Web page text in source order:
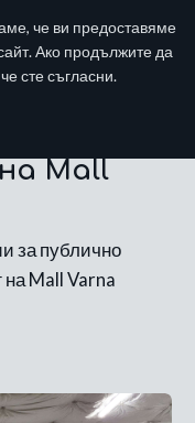
че ви предоставяме
Ако продължите да
сте съгласни.
Mall
за публично
на Mall Varna